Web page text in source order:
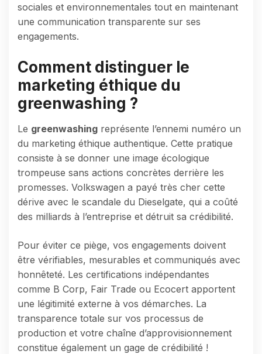
sociales et environnementales tout en maintenant
une communication transparente sur ses
engagements.
Comment distinguer le
marketing éthique du
greenwashing ?
Le greenwashing représente l’ennemi numéro un
du marketing éthique authentique. Cette pratique
consiste à se donner une image écologique
trompeuse sans actions concrètes derrière les
promesses. Volkswagen a payé très cher cette
dérive avec le scandale du Dieselgate, qui a coûté
des milliards à l’entreprise et détruit sa crédibilité.
Pour éviter ce piège, vos engagements doivent
être vérifiables, mesurables et communiqués avec
honnêteté. Les certifications indépendantes
comme B Corp, Fair Trade ou Ecocert apportent
une légitimité externe à vos démarches. La
transparence totale sur vos processus de
production et votre chaîne d’approvisionnement
constitue également un gage de crédibilité !